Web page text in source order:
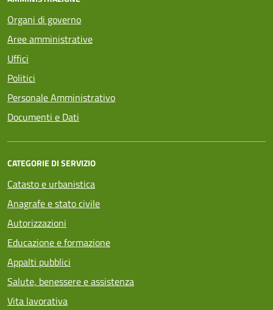
Organi di governo
Aree amministrative
Uffici
Politici
Personale Amministrativo
Documenti e Dati
CATEGORIE DI SERVIZIO
Catasto e urbanistica
Anagrafe e stato civile
Autorizzazioni
Educazione e formazione
Appalti pubblici
Salute, benessere e assistenza
Vita lavorativa